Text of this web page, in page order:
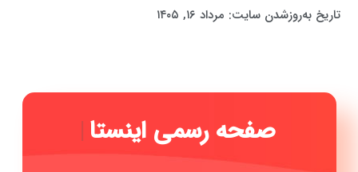
تاریخ به‌روزشدن سایت: مرداد ۱۶, ۱۴۰۵
|